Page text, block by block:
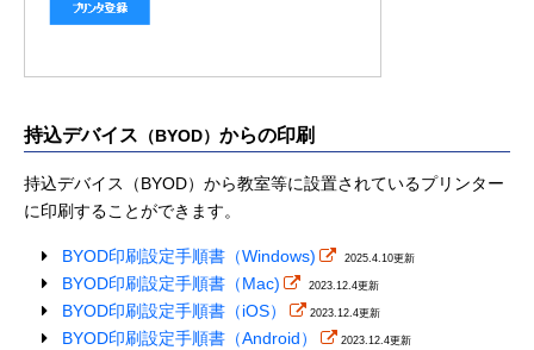
持込デバイス （BYOD） からの印刷
持込デバイス（BYOD）から教室等に設置されているプリンター
に印刷することができます。
BYOD印刷設定手順書（Windows) 2025.4.10更新
BYOD印刷設定手順書（Mac) 2023.12.4更新
BYOD印刷設定手順書（iOS） 2023.12.4更新
BYOD印刷設定手順書（Android） 2023.12.4更新